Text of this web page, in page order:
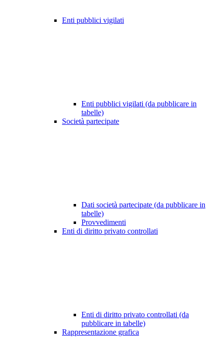
Enti pubblici vigilati
Enti pubblici vigilati (da pubblicare in
tabelle)
Società partecipate
Dati società partecipate (da pubblicare in
tabelle)
Provvedimenti
Enti di diritto privato controllati
Enti di diritto privato controllati (da
pubblicare in tabelle)
Rappresentazione grafica